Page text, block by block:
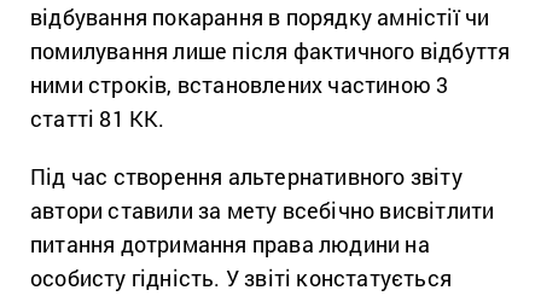
відбування покарання в порядку амністії чи
помилування лише після фактичного відбуття
ними строків, встановлених частиною 3
статті 81 КК.
Під час створення альтернативного звіту
автори ставили за мету всебічно висвітлити
питання дотримання права людини на
особисту гідність. У звіті констатується